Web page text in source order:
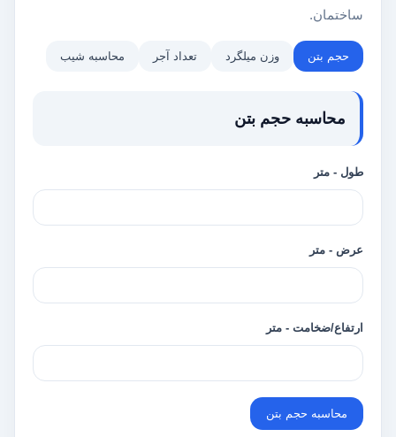
ساختمان.
حجم بتن وزن میلگرد تعداد آجر محاسبه شیب
محاسبه حجم بتن
طول - متر
عرض - متر
ارتفاع/ضخامت - متر
محاسبه حجم بتن